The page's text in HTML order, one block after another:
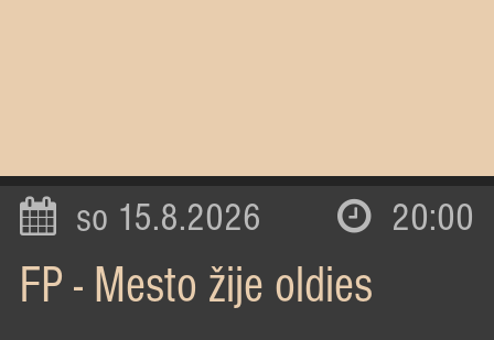
so 15.8.2026 20:00
FP - Mesto žije oldies